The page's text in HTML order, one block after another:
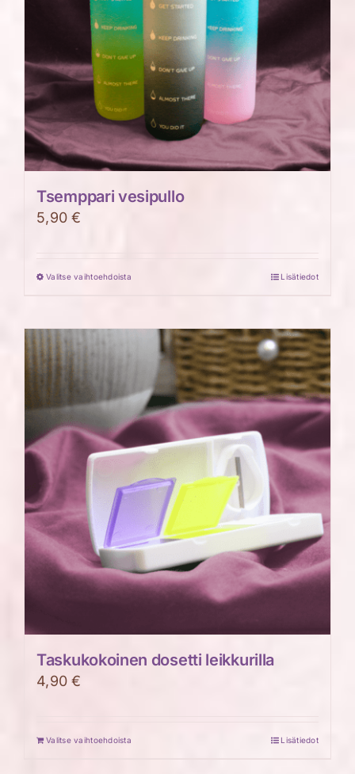
Tsemppari vesipullo
5,90€
Valitse vaihtoehdoistaTällä
on
useampi
muunnelma.
Voit
tehdä
valinnat
tuotteen
sivulla.
Lisätiedot
Taskukokoinen dosetti leikkurilla
4,90€
Valitse vaihtoehdoista Lisätiedot